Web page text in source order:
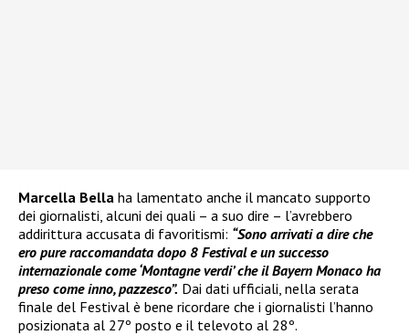
Marcella Bella ha lamentato anche il mancato supporto
dei giornalisti, alcuni dei quali – a suo dire – l’avrebbero
addirittura accusata di favoritismi: “Sono arrivati a dire che
ero pure raccomandata dopo 8 Festival e un successo
internazionale come ‘Montagne verdi’ che il Bayern Monaco ha
preso come inno, pazzesco”. Dai dati ufficiali, nella serata
finale del Festival è bene ricordare che i giornalisti l’hanno
posizionata al 27º posto e il televoto al 28º.